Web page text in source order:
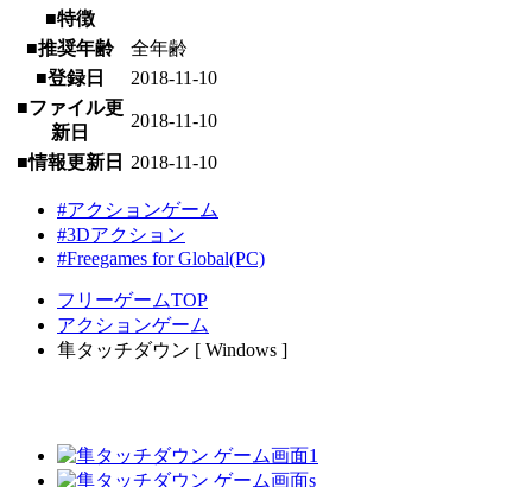
■特徴
■推奨年齢
全年齢
■登録日
2018-11-10
■ファイル更
新日
2018-11-10
■情報更新日 2018-11-10
#アクションゲーム
#3Dアクション
#Freegames for Global(PC)
フリーゲームTOP
アクションゲーム
隼タッチダウン [ Windows ]